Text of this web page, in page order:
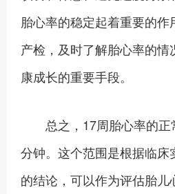
胎心率的稳定起着重要的
产检，及时了解胎心率的
康成长的重要手段。
总之，17周胎心率的正
分钟。这个范围是根据临床
的结论，可以作为评估胎